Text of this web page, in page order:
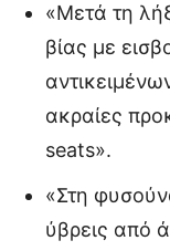
«Μετά τη
βίας με
ακραίες
seats».
«Στη
ύβρεις από